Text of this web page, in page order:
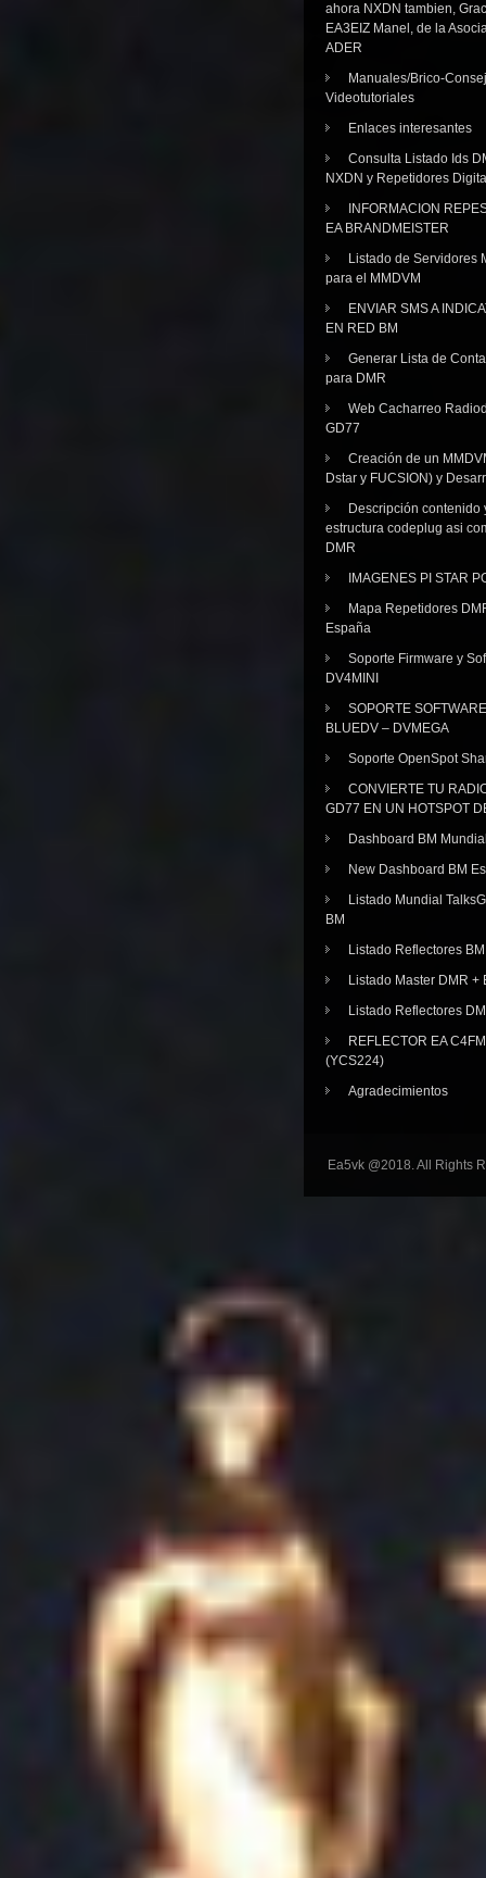
ahora NXDN tambien,
EA3EIZ Manel, de la
ADER
Manuales/Brico-
Videotutoriales
Enlaces interesantes
Consulta Listado Ids
NXDN y Repetidores
INFORMACION
EA BRANDMEISTER
Listado de Servidores
para el MMDVM
ENVIAR SMS A
EN RED BM
Generar Lista de
para DMR
Web Cacharreo
GD77
Creación de un
Dstar y FUCSION) y
Descripción contenido
estructura codeplug asi
DMR
IMAGENES PI STAR
Mapa Repetidores
España
Soporte Firmware y
DV4MINI
SOPORTE SOFTWARE
BLUEDV – DVMEGA
Soporte OpenSpot
CONVIERTE TU
GD77 EN UN HOTSPOT
Dashboard BM
New Dashboard BM
Listado Mundial
BM
Listado Reflectores BM
Listado Master DMR +
Listado Reflectores
REFLECTOR EA
(YCS224)
Agradecimientos
Ea5vk @2018. All Rights